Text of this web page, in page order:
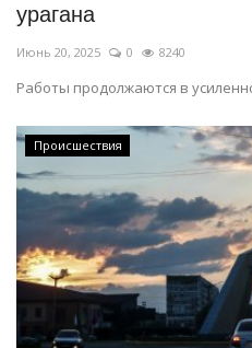
урагана
Июнь 20, 2025 0 8240
Работы продолжаются в
Происшествия